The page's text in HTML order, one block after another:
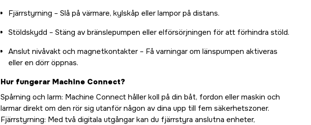
Fjärrstyrning – Slå på värmare, kylskåp eller lampor på distans.
Stöldskydd – Stäng av bränslepumpen eller elförsörjningen för att förhindra stöld.
Anslut nivåvakt och magnetkontakter – Få varningar om länspumpen aktiveras
eller en dörr öppnas.
Hur fungerar Machine Connect?
Spårning och larm: Machine Connect håller koll på din båt, fordon eller maskin och
larmar direkt om den rör sig utanför någon av dina upp till fem säkerhetszoner.
Fjärrstyrning: Med två digitala utgångar kan du fjärrstyra anslutna enheter,